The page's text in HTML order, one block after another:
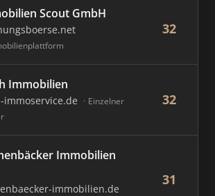
Scout GmbH
32
Immobilien
immoservice.de
Einzelner
32
Immobilien
immobilien.de
31